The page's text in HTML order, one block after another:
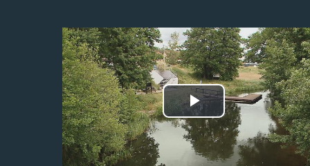
Odtwórz
wideo